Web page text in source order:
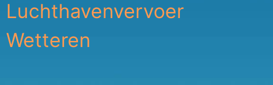
Luchthavenvervoer
Wetteren